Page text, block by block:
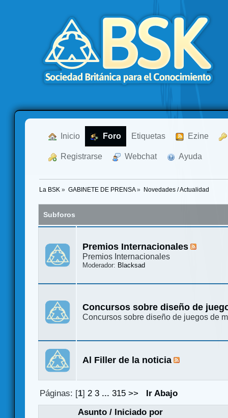
Inicio Foro Etiquetas Ezine
Registrarse Webchat Ayuda
La BSK » GABINETE DE PRENSA» Novedades / Actualidad
Subforos
Premios Internacionales
Premios Internacionales
Moderador: Blacksad
Concursos sobre diseño de
Concursos sobre diseño de juegos de
Al Filler de la noticia
Páginas: [1]2 3 ...315 >>
Ir Abajo
Asunto/ Iniciado por